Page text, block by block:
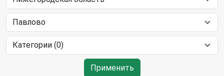
Применить